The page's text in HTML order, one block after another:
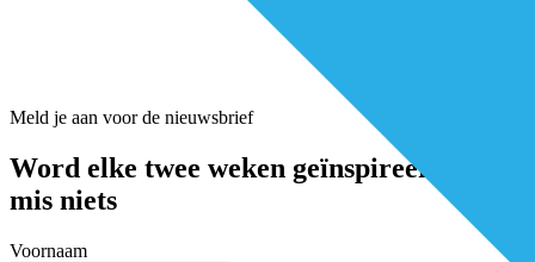
Meld je aan voor de nieuwsbrief
Word elke twee weken geïnspireerd en
mis niets
Voornaam